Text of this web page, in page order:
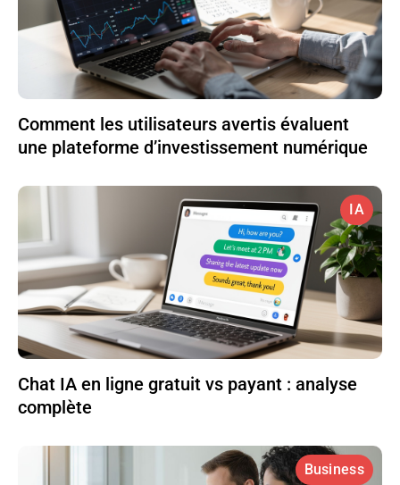
Comment les utilisateurs avertis évaluent
une plateforme d’investissement numérique
IA
Chat IA en ligne gratuit vs payant : analyse
complète
Business